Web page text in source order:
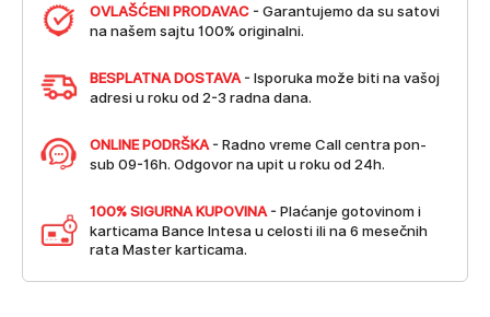
OVLAŠĆENI PRODAVAC - Garantujemo da su satovi
na našem sajtu 100% originalni.
BESPLATNA DOSTAVA - Isporuka može biti na vašoj
adresi u roku od 2-3 radna dana.
ONLINE PODRŠKA - Radno vreme Call centra pon-
sub 09-16h. Odgovor na upit u roku od 24h.
100% SIGURNA KUPOVINA - Plaćanje gotovinom i
karticama Bance Intesa u celosti ili na 6 mesečnih
rata Master karticama.